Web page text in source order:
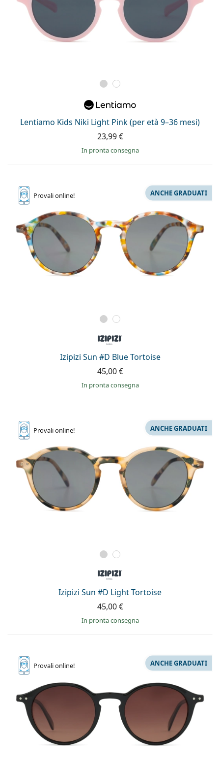
Lentiamo Kids Niki Light Pink (per età 9–36 mesi)
23,99 €
in pronta consegna
Provalionline!
Izipizi Sun #D Blue Tortoise
ANCHE GRADUATI
45,00 €
in pronta consegna
Provalionline!
Izipizi Sun #D Light Tortoise
ANCHE GRADUATI
45,00 €
in pronta consegna
Provalionline! ANCHE GRADUATI